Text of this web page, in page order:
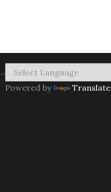
Powered by Translate